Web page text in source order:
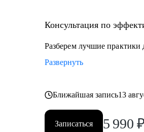
команду.
на проектах. А если ты
Консультация по
Разберем лучшие практики
Развернуть
Ближайшая запись13
Записаться 5 990